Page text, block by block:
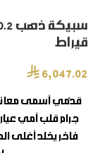
قيراط
⃁ 6,047.02
قدّمي أسمى معاني
جرام قلب أمي
فاخر يخلد أغلى